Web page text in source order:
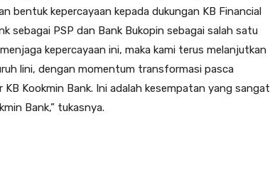
bentuk kepercayaan kepada dukungan KB Financial
sebagai PSP dan Bank Bukopin sebagai salah satu
kepercayaan ini, maka kami terus melanjutkan
lini, dengan momentum transformasi pasca
Kookmin Bank. Ini adalah kesempatan yang sangat
Bank,” tukasnya.